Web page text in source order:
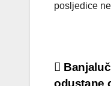
posljedice
Post